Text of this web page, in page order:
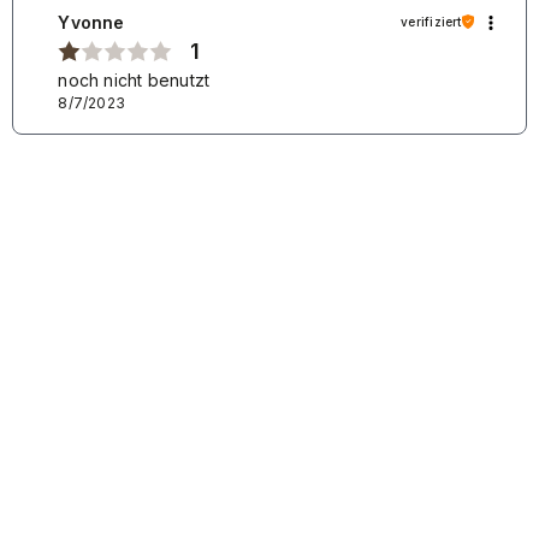
diesmal geschafft haben. Wir hoffen, dass Sie uns
wieder besuchen. Beste Grüße
Yvonne verifiziert
1
noch nicht benutzt
8/7/2023